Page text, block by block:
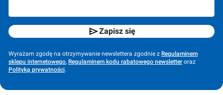
Zapisz się
Wyrażam zgodę na otrzymywanie newslettera zgodnie z Regulaminem
sklepu internetowego, Regulaminem kodu rabatowego newsletter oraz
Polityką prywatności.